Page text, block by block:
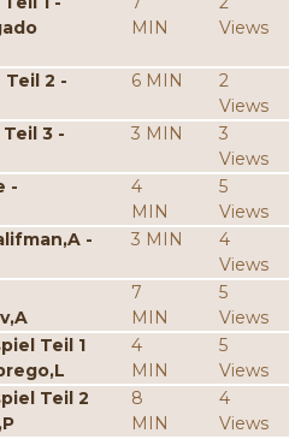
MIN
Views
2 -
6 MIN
2
Views
3 -
3 MIN
3
Views
-
4
MIN
5
Views
-
3 MIN
4
Views
7
MIN
5
Views
Teil 1
4
MIN
5
Views
Teil 2
8
MIN
4
Views